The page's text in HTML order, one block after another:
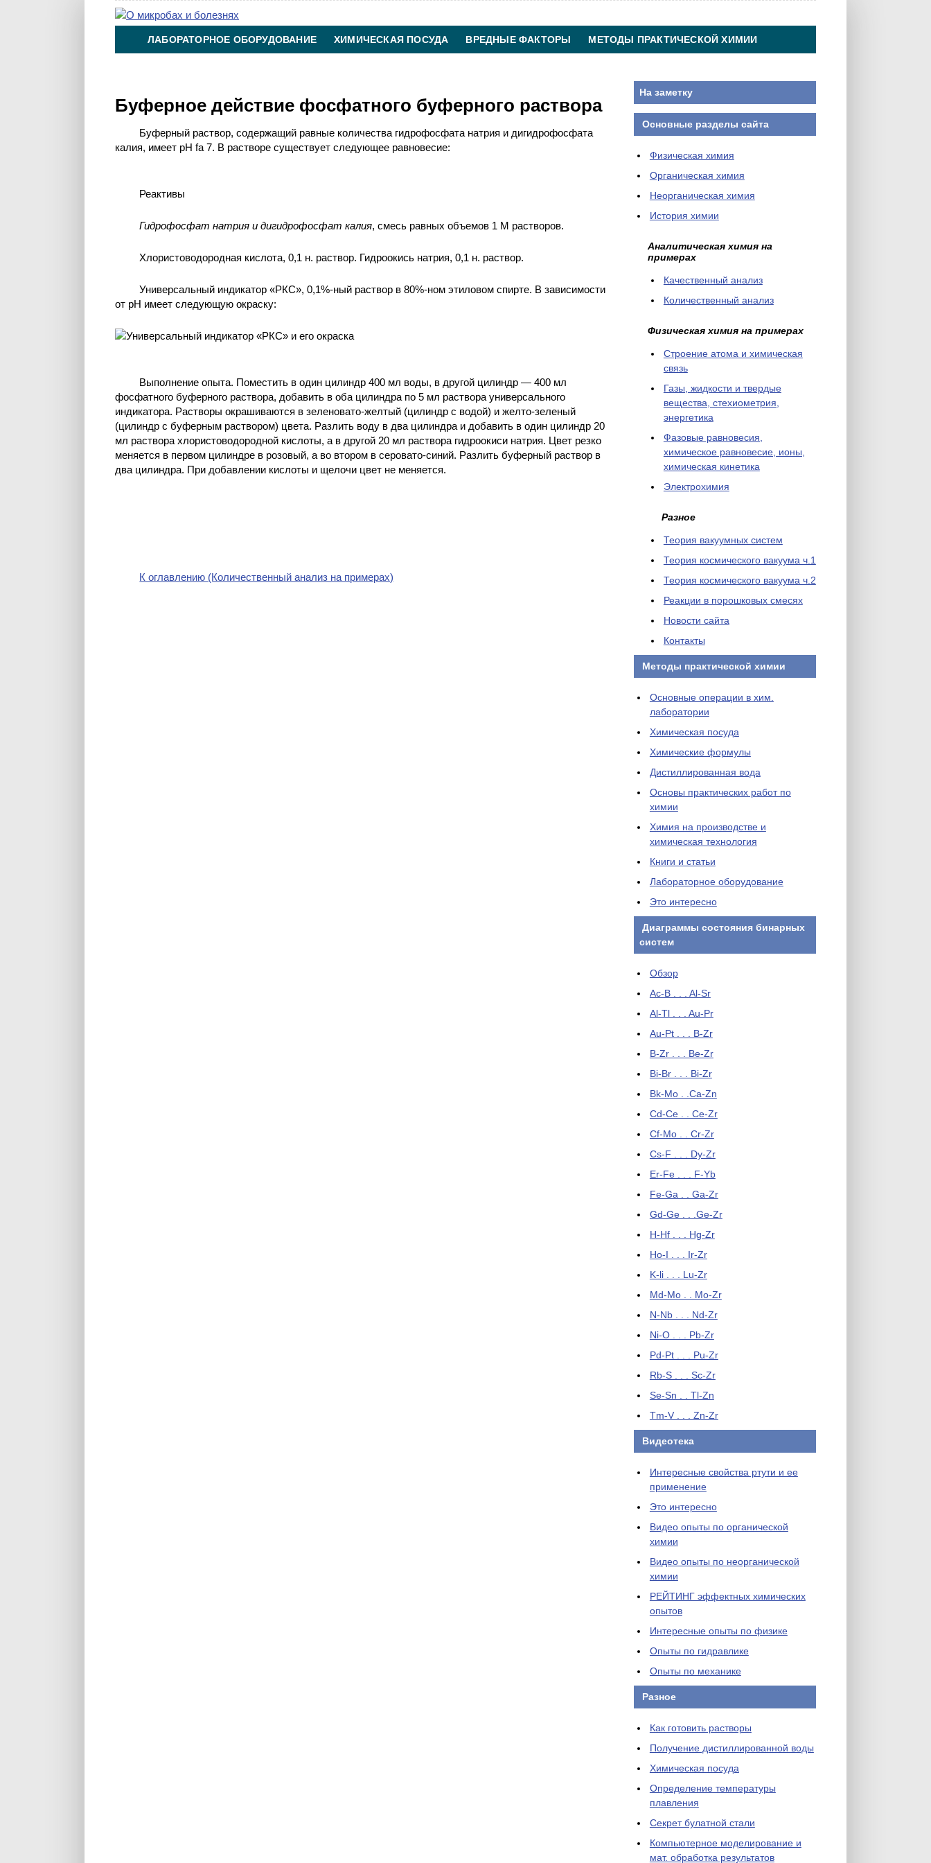
ЛАБОРАТОРНОЕ ОБОРУДОВАНИЕ ХИМИЧЕСКАЯ ПОСУДА ВРЕДНЫЕ ФАКТОРЫ МЕТОДЫ ПРАКТИЧЕСКОЙ ХИМИИ
Буферное действие фосфатного буферного раствора
Буферный раствор, содержащий равные количества гидрофосфата натрия и дигидрофосфата
калия, имеет рН fa 7. В растворе существует следующее равновесие:
Реактивы
Гидрофосфат натрия и дигидрофосфат калия, смесь равных объемов 1 М растворов.
Хлористоводородная кислота, 0,1 н. раствор. Гидроокись натрия, 0,1 н. раствор.
Универсальный индикатор «РКС», 0,1%-ный раствор в 80%-ном этиловом спирте. В зависимости
от рН имеет следующую окраску:
Выполнение опыта. Поместить в один цилиндр 400 мл воды, в другой цилиндр — 400 мл
фосфатного буферного раствора, добавить в оба цилиндра по 5 мл раствора универсального
индикатора. Растворы окрашиваются в зеленовато-желтый (цилиндр с водой) и желто-зеленый
(цилиндр с буферным раствором) цвета. Разлить воду в два цилиндра и добавить в один цилиндр 20
мл раствора хлористоводородной кислоты, а в другой 20 мл раствора гидроокиси натрия. Цвет резко
меняется в первом цилиндре в розовый, а во втором в серовато-синий. Разлить буферный раствор в
два цилиндра. При добавлении кислоты и щелочи цвет не меняется.
К оглавлению (Количественный анализ на примерах)
На заметку
Основные разделы сайта
Физическая химия
Органическая химия
Неорганическая химия
История химии
Аналитическая химия на
примерах
Качественный анализ
Количественный анализ
Физическая химия на примерах
Cтроение атома и химическая
связь
Газы, жидкости и твердые
вещества, стехиометрия,
энергетика
Фазовые равновесия,
химическое равновесие, ионы,
химическая кинетика
Электрохимия
Разное
Теория вакуумных систем
Теория космического вакуума ч.1
Теория космического вакуума ч.2
Реакции в порошковых смесях
Новости сайта
Контакты
Методы практической химии
Основные операции в хим.
лаборатории
Химическая посуда
Химические формулы
Дистиллированная вода
Основы практических работ по
химии
Химия на производстве и
химическая технология
Книги и статьи
Лабораторное оборудование
Это интересно
Диаграммы состояния бинарных
систем
Обзор
Ac-B . . . Al-Sr
Al-Tl . . . Au-Pr
Au-Pt . . . B-Zr
B-Zr . . . Be-Zr
Bi-Br . . . Bi-Zr
Bk-Mo . .Ca-Zn
Cd-Ce . . Ce-Zr
Cf-Mo . . Cr-Zr
Cs-F . . . Dy-Zr
Er-Fe . . . F-Yb
Fe-Ga . . Ga-Zr
Gd-Ge . . .Ge-Zr
H-Hf . . . Hg-Zr
Ho-I . . . Ir-Zr
K-li . . . Lu-Zr
Md-Mo . . Mo-Zr
N-Nb . . . Nd-Zr
Ni-O . . . Pb-Zr
Pd-Pt . . . Pu-Zr
Rb-S . . . Sc-Zr
Se-Sn . . Tl-Zn
Tm-V . . . Zn-Zr
Видеотека
Интересные свойства ртути и ее
применение
Это интересно
Видео опыты по органической
химии
Видео опыты по неорганической
химии
РЕЙТИНГ эффектных химических
опытов
Интересные опыты по физике
Опыты по гидравлике
Опыты по механике
Разное
Как готовить растворы
Получение дистиллированной воды
Химическая посуда
Определение температуры
плавления
Секрет булатной стали
Компьютерное моделирование и
мат. обработка результатов